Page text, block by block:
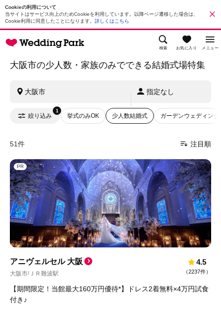
Cookieの利用について
当サイトはサービス向上のためCookieを利用しています。以降ページ遷移した場合は、
Cookie利用に同意したことになります。 詳しくはこちら
検索 お気に入り メニュー
大阪市の少人数・家族のみでできる結婚式場特集
大阪市 指定なし
絞り込み
1
挙式のみOK 少人数結婚式 ガーデンウェディング
51件 注目順
PR
アニヴェルセル 大阪
大阪市/ ＪＲ難波駅
4.5
（2237件）
【期間限定！当館最大160万円優待*】ドレス2着無料×4万円試食
付き♪